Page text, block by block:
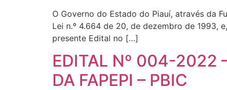
O Governo do Estado do Piauí, através da
Lei n.º 4.664 de 20, de dezembro de 1993,
presente Edital no […]
EDITAL Nº 004-2022
DA FAPEPI – PBIC